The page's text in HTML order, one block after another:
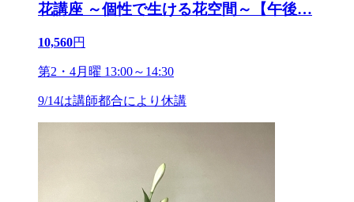
花講座 ～個性で生ける花空間～【午後…
10,560円
第2・4月曜 13:00～14:30
9/14は講師都合により休講